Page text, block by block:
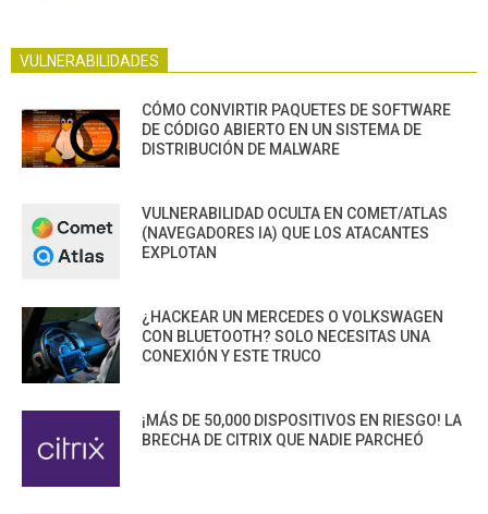
VULNERABILIDADES
CÓMO CONVIRTIR PAQUETES DE SOFTWARE
DE CÓDIGO ABIERTO EN UN SISTEMA DE
DISTRIBUCIÓN DE MALWARE
VULNERABILIDAD OCULTA EN COMET/ATLAS
(NAVEGADORES IA) QUE LOS ATACANTES
EXPLOTAN
¿HACKEAR UN MERCEDES O VOLKSWAGEN
CON BLUETOOTH? SOLO NECESITAS UNA
CONEXIÓN Y ESTE TRUCO
¡MÁS DE 50,000 DISPOSITIVOS EN RIESGO! LA
BRECHA DE CITRIX QUE NADIE PARCHEÓ